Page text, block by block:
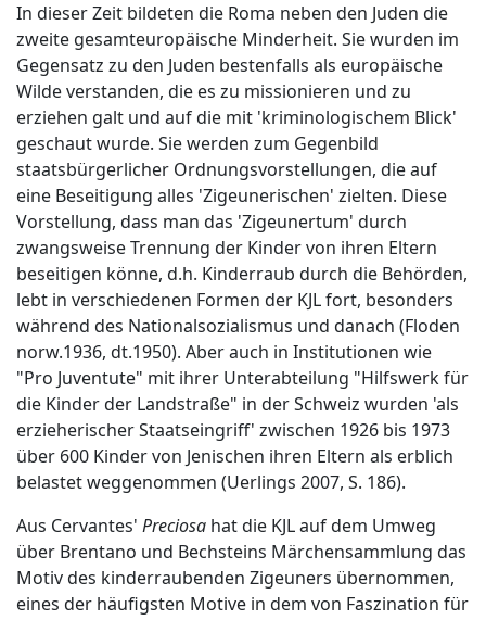
In dieser Zeit bildeten die Roma neben den Juden die
zweite gesamteuropäische Minderheit. Sie wurden im
Gegensatz zu den Juden bestenfalls als europäische
Wilde verstanden, die es zu missionieren und zu
erziehen galt und auf die mit 'kriminologischem Blick'
geschaut wurde. Sie werden zum Gegenbild
staatsbürgerlicher Ordnungsvorstellungen, die auf
eine Beseitigung alles 'Zigeunerischen' zielten. Diese
Vorstellung, dass man das 'Zigeunertum' durch
zwangsweise Trennung der Kinder von ihren Eltern
beseitigen könne, d.h. Kinderraub durch die Behörden,
lebt in verschiedenen Formen der KJL fort, besonders
während des Nationalsozialismus und danach (Floden
norw.1936, dt.1950). Aber auch in Institutionen wie
"Pro Juventute" mit ihrer Unterabteilung "Hilfswerk für
die Kinder der Landstraße" in der Schweiz wurden 'als
erzieherischer Staatseingriff' zwischen 1926 bis 1973
über 600 Kinder von Jenischen ihren Eltern als erblich
belastet weggenommen (Uerlings 2007, S. 186).
Aus Cervantes' Preciosa hat die KJL auf dem Umweg
über Brentano und Bechsteins Märchensammlung das
Motiv des kinderraubenden Zigeuners übernommen,
eines der häufigsten Motive in dem von Faszination für